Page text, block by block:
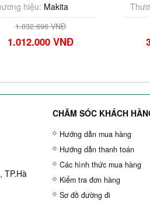
hiệu: Makita
1.032.696 VNĐ
1.012.000 VNĐ
TP.Hà
CHĂM SÓC KHÁCH
Hướng dẫn mua hàng
Hướng dẫn thanh toán
Các hình thức mua hàng
Kiểm tra đơn hàng
Sơ đồ đường đi